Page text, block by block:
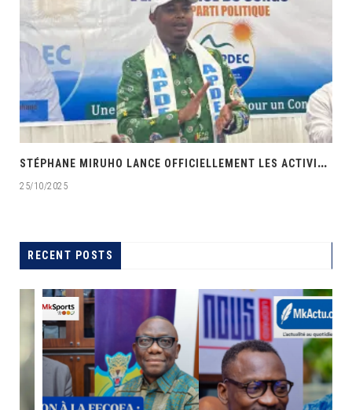
‎
STÉPHANE MIRUHO LANCE OFFICIELLEMENT LES ACTIVITÉS DE L’ÉCOLE DE SON PARTI APDEC
25/10/2025
RECENT POSTS